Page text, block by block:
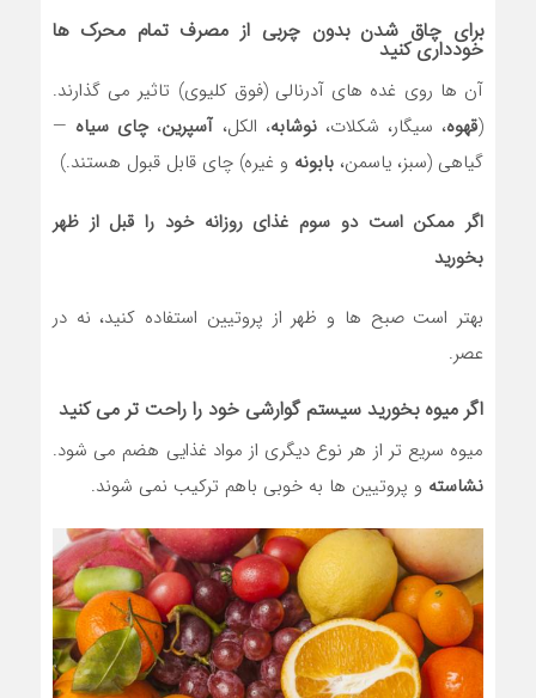
برای چاق شدن بدون چربی از مصرف تمام محرک ها
خودداری کنید
آن ها روی غده های آدرنالی (فوق کلیوی) تاثیر می گذارند.
(قهوه، سیگار، شکلات،نوشابه، الکل، آسپرین،چای سیاه —
گیاهی (سبز، یاسمن، بابونه و غیره) چای قابل قبول هستند.)
اگر ممکن است دو سوم غذای روزانه خود را قبل از ظهر
بخورید
بهتر است صبح ها و ظهر از پروتیین استفاده کنید، نه در
عصر.
اگر میوه بخورید سیستم گوارشی خود را راحت تر می کنید
میوه سریع تر از هر نوع دیگری از مواد غذایی هضم می شود.
نشاسته و پروتیین ها به خوبی باهم ترکیب نمی شوند.